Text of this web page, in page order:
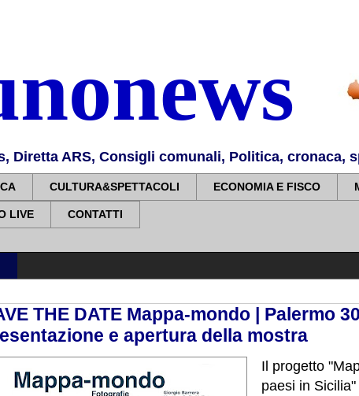
Diretta ARS, Consigli comunali, Politica, cronaca,
CULTURA&SPETTACOLI ECONOMIA E FISCO
LIVE CONTATTI
THE DATE Mappa-mondo | Palermo
e apertura della mostra
Il progetto
paesi in